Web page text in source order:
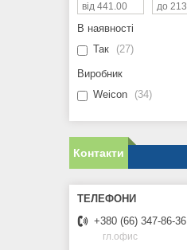
В наявності
Так
27
Виробник
Weicon
34
Контакти
+380 (66) 347-86-36
гл.офис